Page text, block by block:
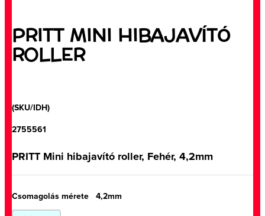
PRITT MINI HIBAJAVÍTÓ
ROLLER
(SKU/IDH)
2755561
PRITT Mini hibajavító roller, Fehér, 4,2mm
Csomagolás mérete 4,2mm